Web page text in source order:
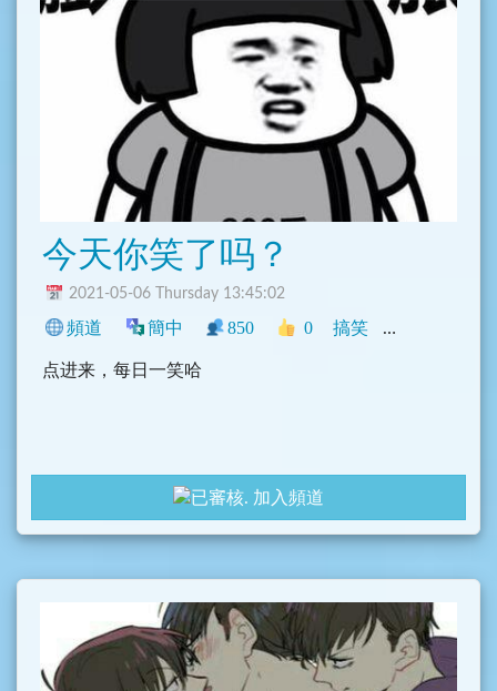
今天你笑了吗？
2021-05-06 Thursday 13:45:02
頻道 簡中 850 0 搞笑 中文圈
点进来，每日一笑哈
加入頻道